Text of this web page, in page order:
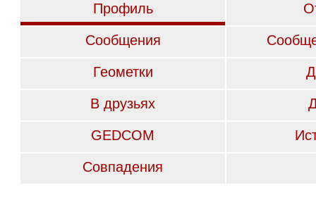
Профиль
Сообщения
Геометки
В друзьях
GEDCOM
Совпадения